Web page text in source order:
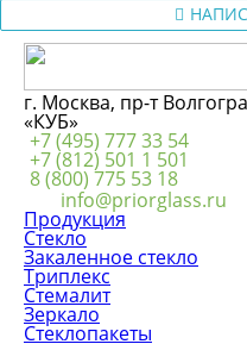
г. Москва, пр-т
«КУБ»
+7 (495) 777 33 54
+7 (812) 501 1 501
8 (800) 775 53 18
info@priorglass.ru
Продукция
Стекло
Закаленное стекло
Триплекс
Стемалит
Зеркало
Стеклопакеты